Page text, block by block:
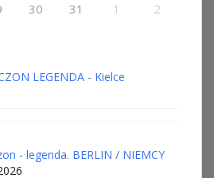
30 31 1 2
LEGENDA - Kielce
- legenda. BERLIN / NIEMCY